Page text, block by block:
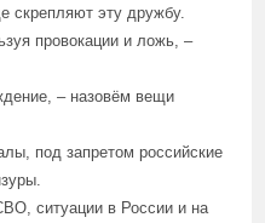
скрепляют эту дружбу.
провокации и ложь, –
– назовём вещи
под запретом российские
ситуации в России и на